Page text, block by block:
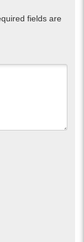
fields are